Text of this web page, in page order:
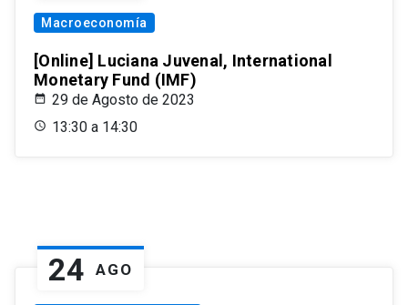
Macroeconomía
[Online] Luciana Juvenal, International
Monetary Fund (IMF)
29 de Agosto de 2023
13:30 a 14:30
24 AGO